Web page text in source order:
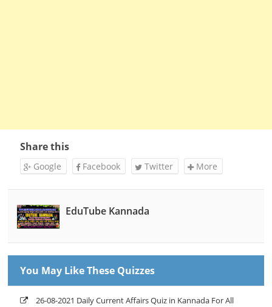
Share this
Google Facebook Twitter More
EduTube Kannada
You May Like These Quizzes
26-08-2021 Daily Current Affairs Quiz in Kannada For All